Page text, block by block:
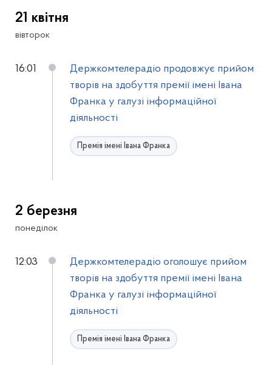
21 квітня
вівторок
16:01
Держкомтелерадіо продовжує прийом
творів на здобуття премії імені Івана
Франка у галузі інформаційної
діяльності
Премія імені Івана Франка
2 березня
понеділок
12:03
Держкомтелерадіо оголошує прийом
творів на здобуття премії імені Івана
Франка у галузі інформаційної
діяльності
Премія імені Івана Франка